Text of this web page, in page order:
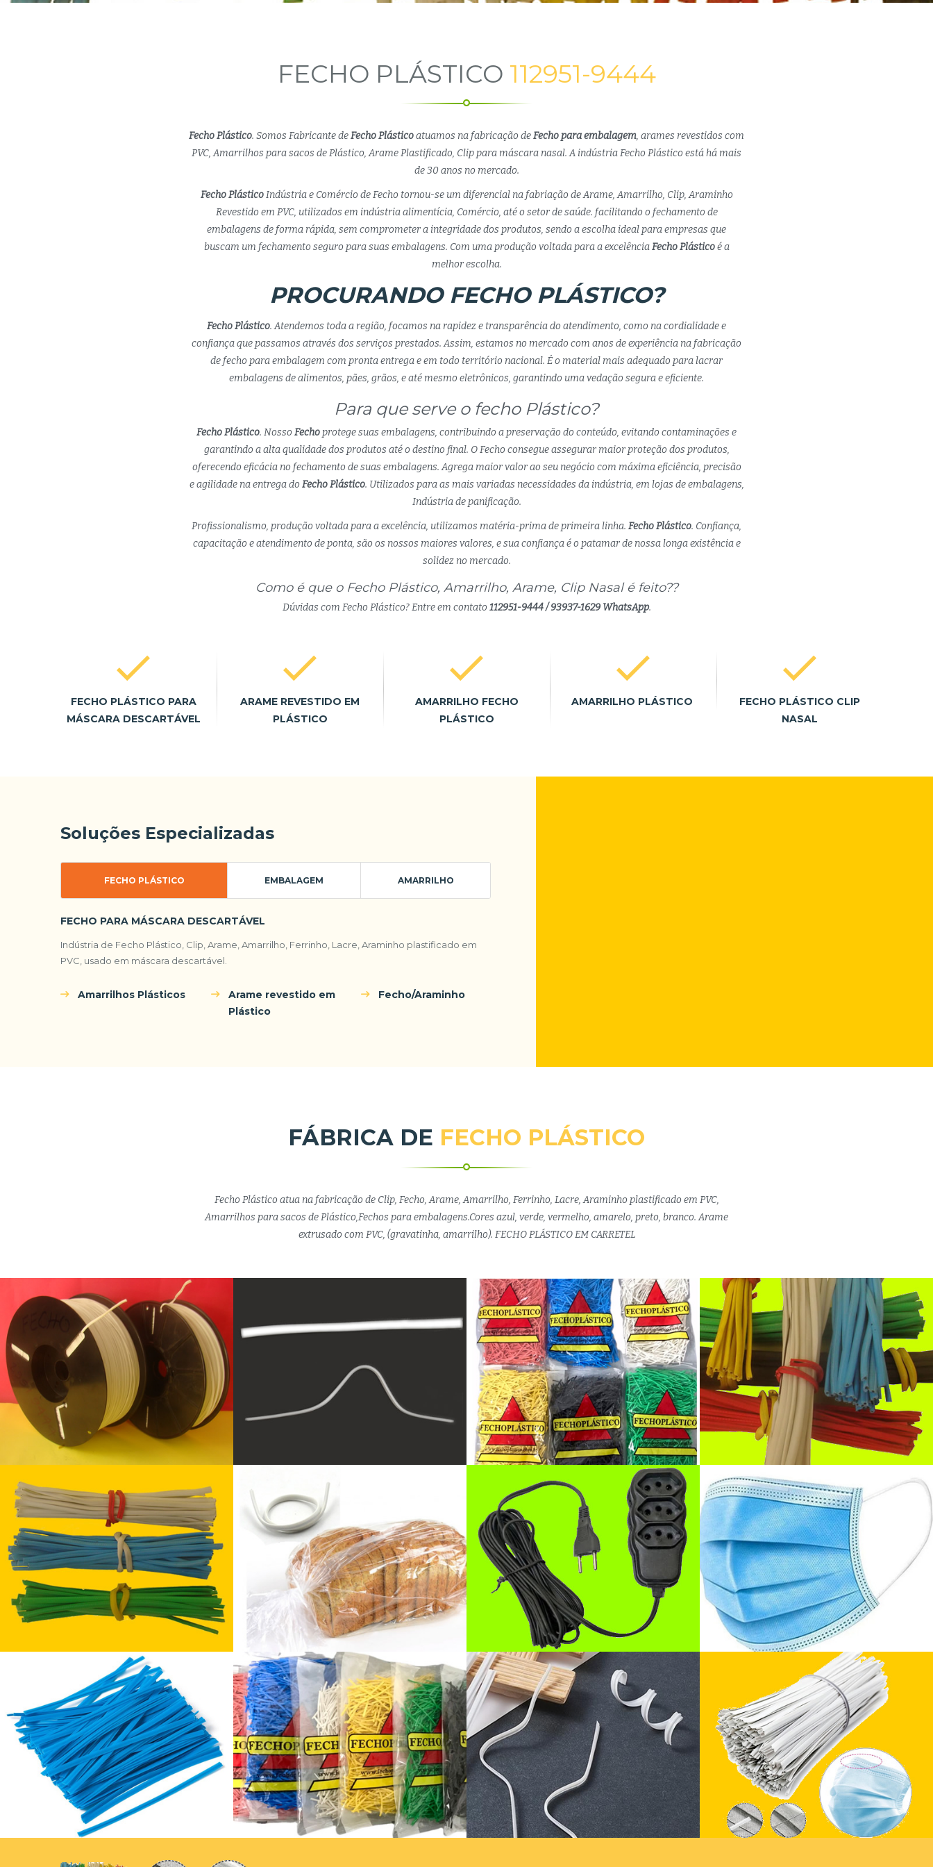
FECHO PLÁSTICO 112951-9444
Fecho Plástico. Somos Fabricante deFecho Plásticoatuamos na fabricação deFecho para embalagem, arames revestidos com
PVC, Amarrilhos para sacos de Plástico, Arame Plastificado, Clip para máscara nasal. A indústria Fecho Plástico está há mais
de 30 anos no mercado.
Fecho PlásticoIndústria e Comércio de Fecho tornou-se um diferencial na fabriação de Arame, Amarrilho, Clip, Araminho
Revestido em PVC, utilizados em indústria alimentícia, Comércio, até o setor de saúde. facilitando o fechamento de
embalagens de forma rápida, sem comprometer a integridade dos produtos, sendo a escolha ideal para empresas que
buscam um fechamento seguro para suas embalagens. Com uma produção voltada para a excelênciaFecho Plásticoé a
melhor escolha.
PROCURANDO FECHO PLÁSTICO?
Fecho Plástico. Atendemos toda a região, focamos na rapidez e transparência do atendimento, como na cordialidade e
confiança que passamos através dos serviços prestados. Assim, estamos no mercado com anos de experiência na fabricação
de fecho para embalagem com pronta entrega e em todo território nacional. É o material mais adequado para lacrar
embalagens de alimentos, pães, grãos, e até mesmo eletrônicos, garantindo uma vedação segura e eficiente.
Para que serve o fecho Plástico?
Fecho Plástico. Nosso Fecho protege suas embalagens, contribuindo a preservação do conteúdo, evitando contaminações e
garantindo a alta qualidade dos produtos até o destino final. O Fecho consegue assegurar maior proteção dos produtos,
oferecendo eficácia no fechamento de suas embalagens. Agrega maior valor ao seu negócio com máxima eficiência, precisão
e agilidade na entrega do Fecho Plástico. Utilizados para as mais variadas necessidades da indústria, em lojas de embalagens,
Indústria de panificação.
Profissionalismo, produção voltada para a excelência, utilizamos matéria-prima de primeira linha. Fecho Plástico. Confiança,
capacitação e atendimento de ponta, são os nossos maiores valores, e sua confiança é o patamar de nossa longa existência e
solidez no mercado.
Como é que o Fecho Plástico, Amarrilho, Arame, Clip Nasal é feito??
Dúvidas com Fecho Plástico? Entre em contato 112951-9444 / 93937-1629 WhatsApp.
FECHO PLÁSTICO PARA
MÁSCARA DESCARTÁVEL
ARAME REVESTIDO EM
PLÁSTICO
AMARRILHO FECHO
PLÁSTICO
AMARRILHO PLÁSTICO
FECHO PLÁSTICO CLIP
NASAL
Soluções Especializadas
FECHO PLÁSTICO EMBALAGEM AMARRILHO
FECHO PARA MÁSCARA DESCARTÁVEL
Indústria de Fecho Plástico, Clip, Arame, Amarrilho, Ferrinho, Lacre, Araminho plastificado em
PVC, usado em máscara descartável.
Amarrilhos Plásticos
Arame revestido em
Plástico
Fecho/Araminho
FÁBRICA DE FECHO PLÁSTICO
Fecho Plástico atua na fabricação de Clip, Fecho, Arame, Amarrilho, Ferrinho, Lacre, Araminho plastificado em PVC,
Amarrilhos para sacos de Plástico,Fechos para embalagens.Cores azul, verde, vermelho, amarelo, preto, branco. Arame
extrusado com PVC, (gravatinha, amarrilho). FECHO PLÁSTICO EM CARRETEL